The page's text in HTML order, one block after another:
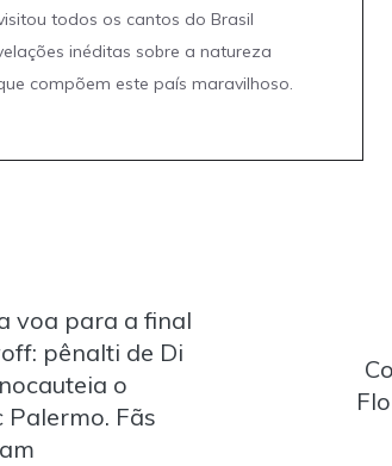
todos os cantos do Brasil
inéditas sobre a natureza
compõem este país maravilhoso.
voa para a final
pênalti de Di
o
Fãs